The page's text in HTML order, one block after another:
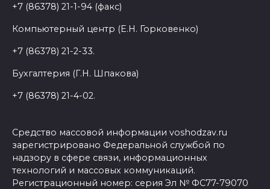
+7 (86378) 21-1-94 (факс)
Компьютерный центр (Е.Н. Горковенко)
+7 (86378) 21-2-33.
Бухгалтерия (Г.Н. Шпакова)
+7 (86378) 21-4-02.
Средство массовой информации voshodzav.ru
зарегистрировано Федеральной службой по
надзору в сфере связи, информационных
технологий и массовых коммуникаций.
Регистрационный номер: серия Эл № ФС77-79070